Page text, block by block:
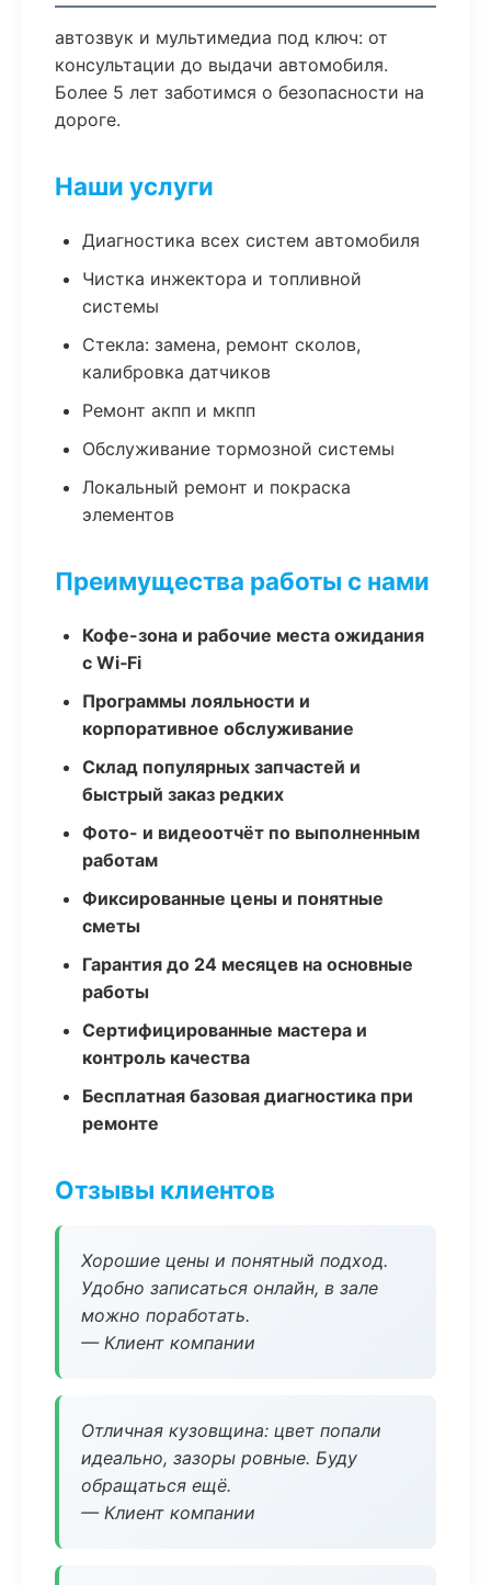
автозвук и мультимедиа под ключ: от
консультации до выдачи автомобиля.
Более 5 лет заботимся о безопасности на
дороге.
Наши услуги
Диагностика всех систем автомобиля
Чистка инжектора и топливной
системы
Стекла: замена, ремонт сколов,
калибровка датчиков
Ремонт акпп и мкпп
Обслуживание тормозной системы
Локальный ремонт и покраска
элементов
Преимущества работы с нами
Кофе-зона и рабочие места ожидания
с Wi‑Fi
Программы лояльности и
корпоративное обслуживание
Склад популярных запчастей и
быстрый заказ редких
Фото- и видеоотчёт по выполненным
работам
Фиксированные цены и понятные
сметы
Гарантия до 24 месяцев на основные
работы
Сертифицированные мастера и
контроль качества
Бесплатная базовая диагностика при
ремонте
Отзывы клиентов
Хорошие цены и понятный подход.
Удобно записаться онлайн, в зале
можно поработать.
— Клиент компании
Отличная кузовщина: цвет попали
идеально, зазоры ровные. Буду
обращаться ещё.
— Клиент компании